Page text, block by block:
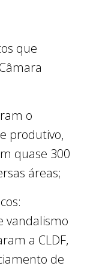
que
o
produtivo,
quase 300
áreas;
vandalismo
a CLDF,
de